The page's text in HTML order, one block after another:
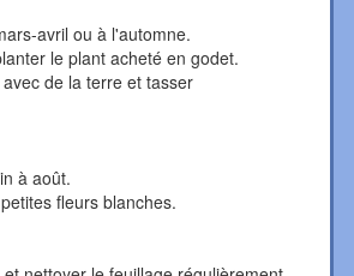
avril ou à l'automne.
le plant acheté en godet.
de la terre et tasser
à août.
fleurs blanches.